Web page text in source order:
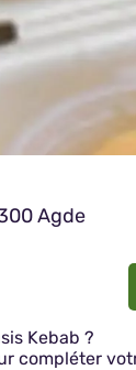
Agde
Kebab ?
compléter